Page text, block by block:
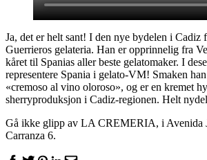
Ja, det er helt sant! I den nye bydelen i Cadiz
Guerrieros gelateria. Han er opprinnelig fra
kåret til Spanias aller beste gelatomaker. I
representere Spania i gelato-VM! Smaken
«cremoso al vino oloroso», og er en kremet
sherryproduksjon i Cadiz-regionen. Helt
Gå ikke glipp av LA CREMERIA, i Avenida
Carranza 6.